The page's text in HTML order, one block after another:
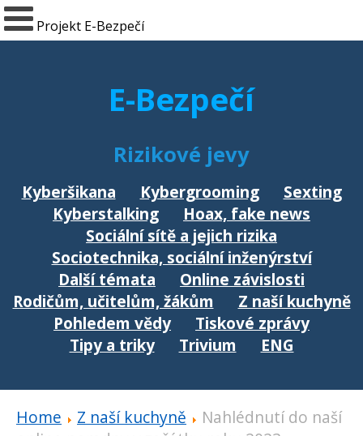
Projekt E-Bezpečí
E-Bezpečí
Rizikové jevy
Kyberšikana Kybergrooming
Sexting
Kyberstalking
Hoax, fake news
Sociální sítě a jejich rizika
Sociotechnika, sociální inženýrství
Další témata
Online závislosti
Rodičům, učitelům, žákům
Z naší kuchyně
Pohledem vědy
Tiskové zprávy
Tipy a triky
Trivium ENG
Home Z naší kuchyně
Nahlédnutí do naší